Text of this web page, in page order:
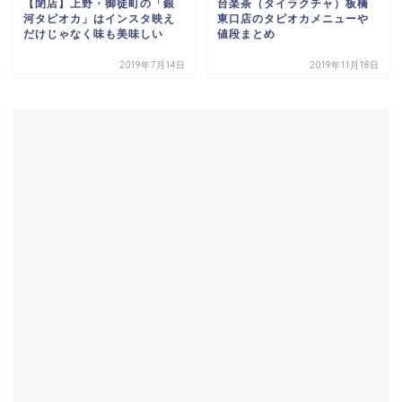
【閉店】上野・御徒町の「銀
河タピオカ」はインスタ映え
だけじゃなく味も美味しい
2019年7月14日
台楽茶（タイラクチャ）板橋
東口店のタピオカメニューや
値段まとめ
2019年11月18日